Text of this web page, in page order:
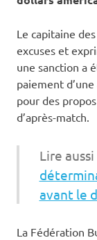
Le capitaine
excuses et
une sanction a
paiement
pour des
d’après-match.
Lire aussi
avant le
La Fédération